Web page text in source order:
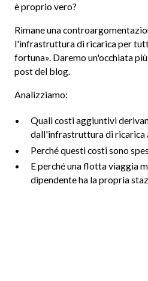
è proprio vero?
Rimane una
l'infrastruttura di ricarica per
fortuna». Daremo un'occhiata
post del blog.
Analizziamo:
Quali costi aggiuntivi
dall'infrastruttura di ricarica
Perché questi costi sono
E perché una flotta viaggia
dipendente ha la propria